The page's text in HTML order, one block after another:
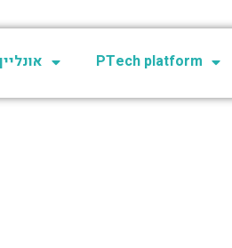
אונליין PTech platform